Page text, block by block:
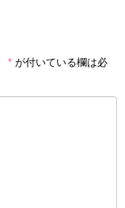
* が付いている欄は必